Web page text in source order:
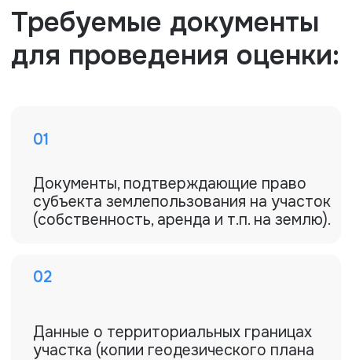
сертификаты
Мы работаем официально и
подтверждаем квалификацию